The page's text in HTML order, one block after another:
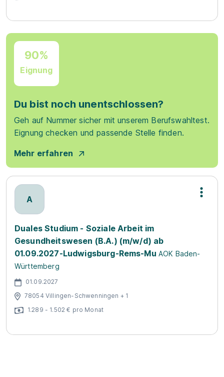
90%
Eignung
Du bist noch unentschlossen?
Geh auf Nummer sicher mit unserem Berufswahltest.
Eignung checken und passende Stelle finden.
Mehr erfahren
A
Duales Studium - Soziale Arbeit im
Gesundheitswesen (B.A.) (m/w/d) ab
01.09.2027-Ludwigsburg-Rems-Mu AOK Baden-
Württemberg
01.09.2027
78054 Villingen-Schwenningen + 1
1.289 - 1.502 € pro Monat